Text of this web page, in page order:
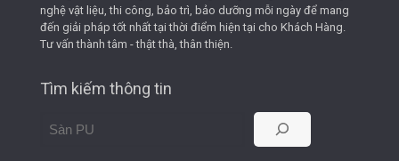
nghệ vật liệu, thi công, bảo trì, bảo dưỡng mỗi ngày để mang
đến giải pháp tốt nhất tại thời điểm hiện tại cho Khách Hàng.
Tư vấn thành tâm - thật thà, thân thiện.
Tìm kiếm thông tin